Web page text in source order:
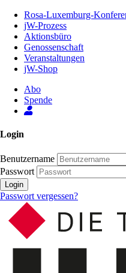
Inhalt
Seite
Rosa-Luxemburg-
jW-Prozess
Aktionsbüro
Genossenschaft
Veranstaltungen
jW-Shop
Abo
Spende
Login
Benutzername
Passwort
Login
Passwort vergessen?